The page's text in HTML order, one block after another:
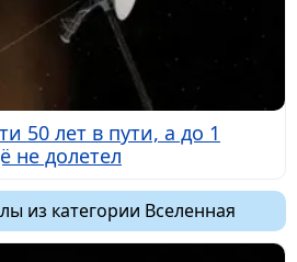
50 лет в пути, а до 1
не долетел
из категории Вселенная